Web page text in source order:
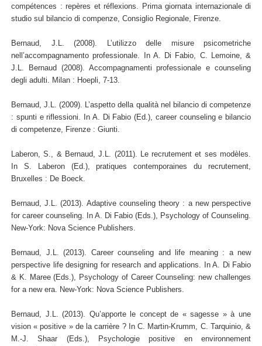
compétences : repères et réflexions. Prima giornata internazionale di
studio sul bilancio di compenze, Consiglio Regionale, Firenze.
Bernaud, J.L. (2008). L’utilizzo delle misure psicometriche
nell’accompagnamento professionale. In A. Di Fabio, C. Lemoine, &
J.L. Bernaud (2008). Accompagnamenti professionale e counseling
degli adulti. Milan : Hoepli, 7-13.
Bernaud, J.L. (2009). L’aspetto della qualità nel bilancio di competenze
: spunti e riflessioni. In A. Di Fabio (Ed.), career counseling e bilancio
di competenze, Firenze : Giunti.
Laberon, S., & Bernaud, J.L. (2011). Le recrutement et ses modèles.
In S. Laberon (Ed.), pratiques contemporaines du recrutement,
Bruxelles : De Boeck.
Bernaud, J.L. (2013). Adaptive counseling theory : a new perspective
for career counseling. In A. Di Fabio (Eds.), Psychology of Counseling.
New-York: Nova Science Publishers.
Bernaud, J.L. (2013). Career counseling and life meaning : a new
perspective life designing for research and applications. In A. Di Fabio
& K. Maree (Eds.), Psychology of Career Counseling: new challenges
for a new era. New-York: Nova Science Publishers.
Bernaud, J.L. (2013). Qu’apporte le concept de « sagesse » à une
vision « positive » de la carrière ? In C. Martin-Krumm, C. Tarquinio, &
M.-J. Shaar (Eds.), Psychologie positive en environnement